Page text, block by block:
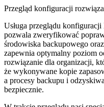
Przegląd konfiguracji
Usługa przeglądu
pozwala zweryfikować
środowiska backupowego
zapewnia optymalny poziom
rozwiązanie dla organizacji,
że wykonywane kopie
a procesy backupu i
bezpiecznie.